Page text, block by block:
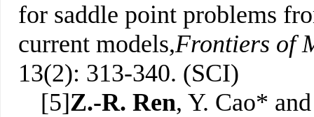
for saddle point problems
current models,Frontiers of
13(2): 313-340. (SCI)
[5]Z.-R. Ren, Y. Cao*